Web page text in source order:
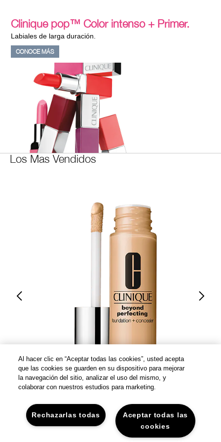
Clinique pop™ Color intenso + Primer.
Labiales de larga duración.
CONOCE MÁS
Los Mas Vendidos
Beyond Perfecting™ Foundation + Concealer
Al hacer clic en “Aceptar todas las cookies”, usted acepta
que las cookies se guarden en su dispositivo para mejorar
la navegación del sitio, analizar el uso del mismo, y
colaborar con nuestros estudios para marketing.
Aceptar todas las
cookies
Rechazarlas todas